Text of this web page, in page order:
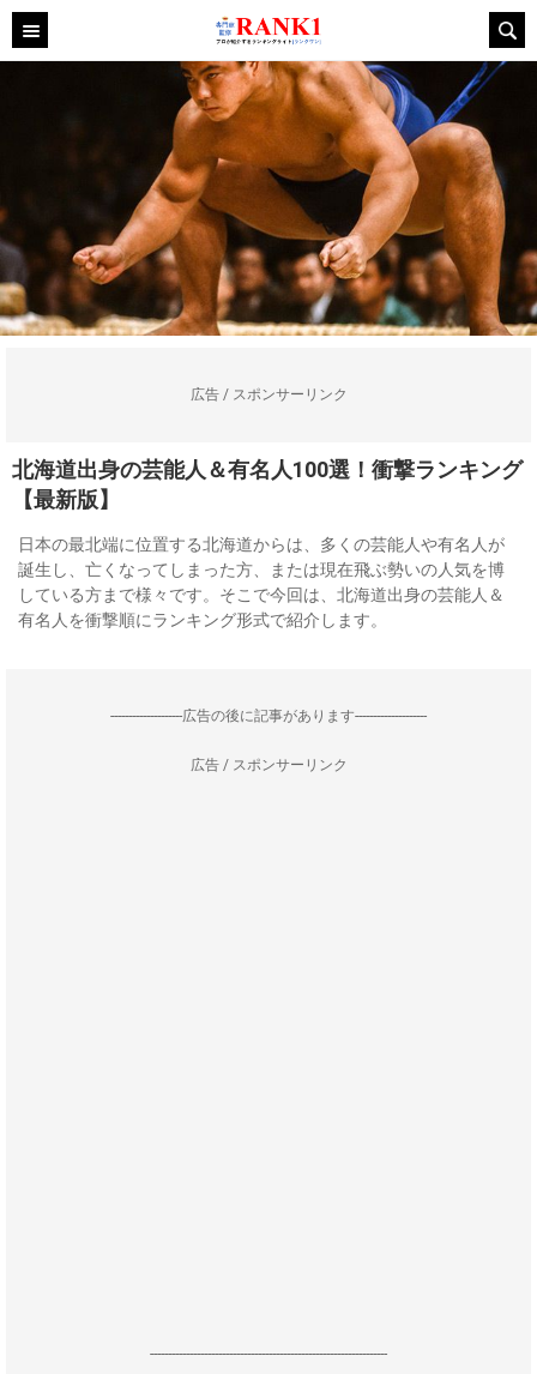
広告 / スポンサーリンク
北海道出身の芸能人＆有名人100選！衝撃ランキング
【最新版】
日本の最北端に位置する北海道からは、多くの芸能人や有名人が
誕生し、亡くなってしまった方、または現在飛ぶ勢いの人気を博
している方まで様々です。そこで今回は、北海道出身の芸能人＆
有名人を衝撃順にランキング形式で紹介します。
--------------------広告の後に記事があります--------------------
広告 / スポンサーリンク
------------------------------------------------------------------